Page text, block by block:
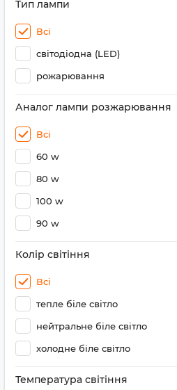
Тип лампи
Всі
світодіодна (LED)
рожарювання
Аналог лампи розжарювання
Всі
60 w
80 w
100 w
90 w
Колір світіння
Всі
тепле біле світло
нейтральне біле світло
холодне біле світло
Температура світіння